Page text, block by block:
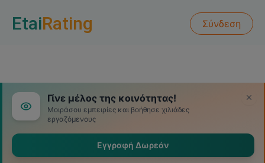
EtaiRating Σύνδεση
Γίνε μέλος της κοινότητας!
Μοιράσου εμπειρίες και βοήθησε χιλιάδες
εργαζόμενους
Εγγραφή Δωρεάν